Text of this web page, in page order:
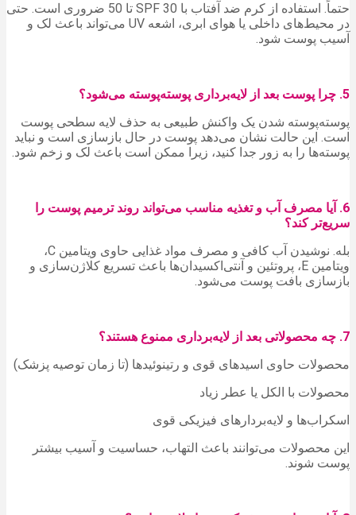
حتماً. استفاده از کرم ضد آفتاب با SPF 30 تا 50 ضروری است. حتی
در محیط‌های داخلی یا هوای ابری، اشعه UV می‌تواند باعث لک و
آسیب پوست شود.
5. چرا پوست بعد از لایه‌برداری پوسته‌پوسته می‌شود؟
پوسته‌پوسته شدن یک واکنش طبیعی به حذف لایه سطحی پوست
است. این حالت نشان می‌دهد پوست در حال بازسازی است و نباید
پوسته‌ها را به زور جدا کنید، زیرا ممکن است باعث لک و زخم شود.
6. آیا مصرف آب و تغذیه مناسب می‌تواند روند ترمیم پوست را
سریع‌تر کند؟
بله. نوشیدن آب کافی و مصرف مواد غذایی حاوی ویتامین C،
ویتامین E، پروتئین و آنتی‌اکسیدان‌ها باعث تسریع کلاژن‌سازی و
بازسازی بافت پوست می‌شود.
7. چه محصولاتی بعد از لایه‌برداری ممنوع هستند؟
محصولات حاوی اسیدهای قوی و رتینوئیدها (تا زمان توصیه پزشک)
محصولات با الکل یا عطر زیاد
اسکراب‌ها و لایه‌بردارهای فیزیکی قوی
این محصولات می‌توانند باعث التهاب، حساسیت و آسیب بیشتر
پوست شوند.